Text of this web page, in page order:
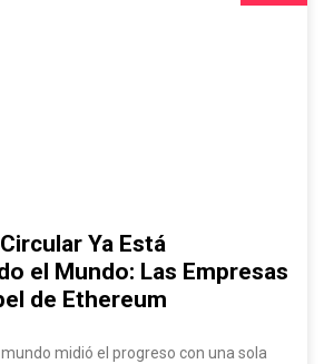
Ya Está
el Mundo: Las Empresas
de Ethereum
midió el progreso con una sola